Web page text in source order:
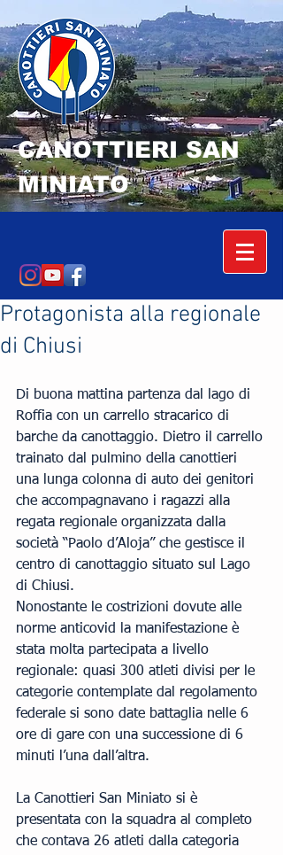
CANOTTIERI SAN
MINIATO
Protagonista alla regionale
di Chiusi
Di buona mattina partenza dal lago di
Roffia con un carrello stracarico di
barche da canottaggio. Dietro il carrello
trainato dal pulmino della canottieri
una lunga colonna di auto dei genitori
che accompagnavano i ragazzi alla
regata regionale organizzata dalla
società “Paolo d’Aloja” che gestisce il
centro di canottaggio situato sul Lago
di Chiusi.
Nonostante le costrizioni dovute alle
norme anticovid la manifestazione è
stata molta partecipata a livello
regionale: quasi 300 atleti divisi per le
categorie contemplate dal regolamento
federale si sono date battaglia nelle 6
ore di gare con una successione di 6
minuti l’una dall’altra.
La Canottieri San Miniato si è
presentata con la squadra al completo
che contava 26 atleti dalla categoria